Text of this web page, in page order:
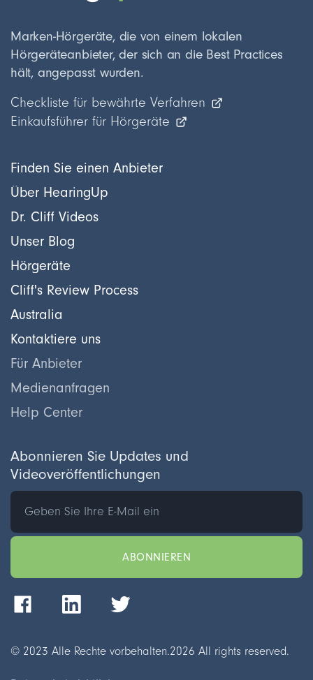
Finden Sie einen Anbieter
Über HearingUp
Dr. Cliff Videos
Unser Blog
Hörgeräte
Cliff's Review Process
Australia
Kontaktiere uns
Für Anbieter
Medienanfragen
Help Center
Marken-Hörgeräte, die von einem lokalen
Hörgeräteanbieter, der sich an die Best Practices
hält, angepasst wurden.
Checkliste für bewährte Verfahren
Einkaufsführer für Hörgeräte
© 2023 Alle Rechte vorbehalten.2026 All rights reserved.
Abonnieren Sie Updates und
Videoveröffentlichungen